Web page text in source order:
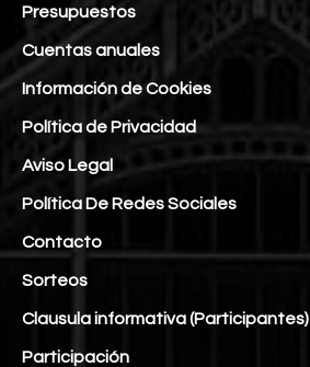
Presupuestos
Cuentas anuales
Información de Cookies
Política de Privacidad
Aviso Legal
Política De Redes Sociales
Contacto
Sorteos
Clausula informativa (Participantes)
Participación